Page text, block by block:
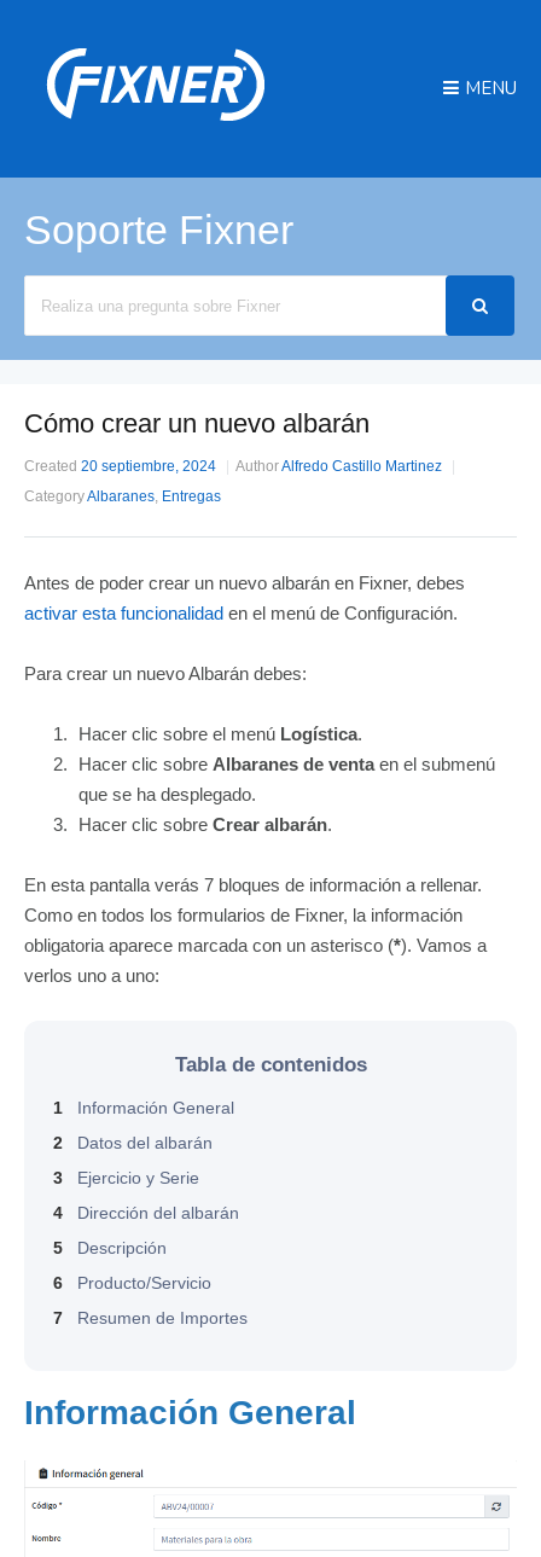
MENU
Soporte Fixner
Cómo crear un nuevo albarán
Created 20 septiembre, 2024 AuthorAlfredo Castillo Martinez
CategoryAlbaranes, Entregas
Antes de poder crear un nuevo albarán en Fixner, debes
activar esta funcionalidad en el menú de Configuración.
Para crear un nuevo Albarán debes:
Hacer clic sobre el menú Logística.
Hacer clic sobre Albaranes de ventaen el submenú
que se ha desplegado.
Hacer clic sobre Crear albarán.
En esta pantalla verás 7 bloques de información a rellenar.
Como en todos los formularios de Fixner, la información
obligatoria aparece marcada con un asterisco (*). Vamos a
verlos uno a uno:
Tabla de contenidos
1
Información General
2
Datos del albarán
3
Ejercicio y Serie
4
Dirección del albarán
5
Descripción
6
Producto/Servicio
7
Resumen de Importes
Información General